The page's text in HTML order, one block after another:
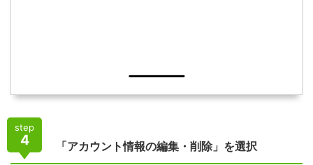
step
4 「アカウント情報の編集・削除」を選択